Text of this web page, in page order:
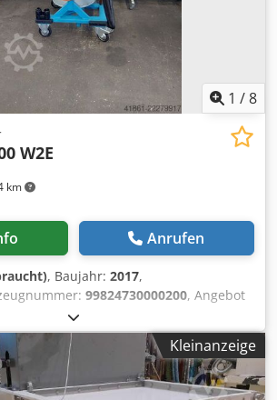
1 /8
km
W2E
Anrufen
, Baujahr: 2017,
99824730000200, Angebot
S Dqskerf Technische Daten: -
- Luftmenge 119 L/sek. -
L - Kessel ist schwenkbar -
Saugdüse - Antrieb - Ventilator 230 V / 2
ca. B 900 x H 1650 x T 700 mm -
Kleinanzeige